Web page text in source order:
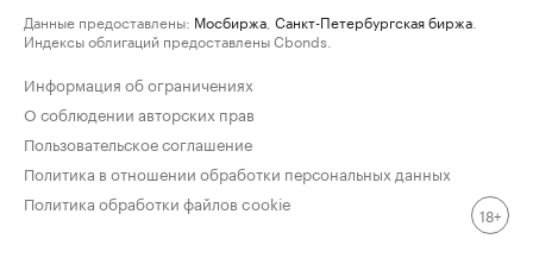
Данные предоставлены: Мосбиржа Санкт-Петербургская биржа
Индексы облигаций предоставлены Cbonds.
Информация об ограничениях
О соблюдении авторских прав
Пользовательское соглашение
Политика в отношении обработки персональных данных
Политика обработки файлов cookie
18+